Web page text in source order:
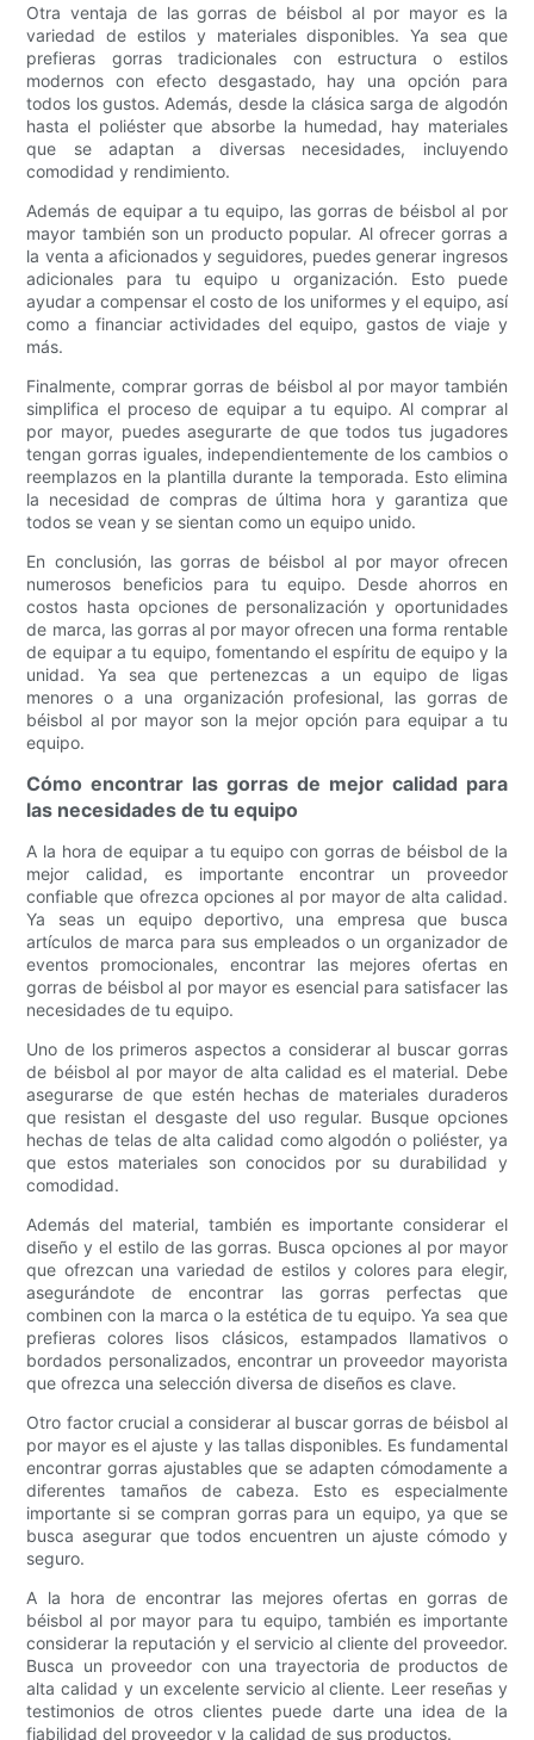
Otra ventaja de las gorras de béisbol al por mayor es la
variedad de estilos y materiales disponibles. Ya sea que
prefieras gorras tradicionales con estructura o estilos
modernos con efecto desgastado, hay una opción para
todos los gustos. Además, desde la clásica sarga de algodón
hasta el poliéster que absorbe la humedad, hay materiales
que se adaptan a diversas necesidades, incluyendo
comodidad y rendimiento.
Además de equipar a tu equipo, las gorras de béisbol al por
mayor también son un producto popular. Al ofrecer gorras a
la venta a aficionados y seguidores, puedes generar ingresos
adicionales para tu equipo u organización. Esto puede
ayudar a compensar el costo de los uniformes y el equipo, así
como a financiar actividades del equipo, gastos de viaje y
más.
Finalmente, comprar gorras de béisbol al por mayor también
simplifica el proceso de equipar a tu equipo. Al comprar al
por mayor, puedes asegurarte de que todos tus jugadores
tengan gorras iguales, independientemente de los cambios o
reemplazos en la plantilla durante la temporada. Esto elimina
la necesidad de compras de última hora y garantiza que
todos se vean y se sientan como un equipo unido.
En conclusión, las gorras de béisbol al por mayor ofrecen
numerosos beneficios para tu equipo. Desde ahorros en
costos hasta opciones de personalización y oportunidades
de marca, las gorras al por mayor ofrecen una forma rentable
de equipar a tu equipo, fomentando el espíritu de equipo y la
unidad. Ya sea que pertenezcas a un equipo de ligas
menores o a una organización profesional, las gorras de
béisbol al por mayor son la mejor opción para equipar a tu
equipo.
Cómo encontrar las gorras de mejor calidad para
las necesidades de tu equipo
A la hora de equipar a tu equipo con gorras de béisbol de la
mejor calidad, es importante encontrar un proveedor
confiable que ofrezca opciones al por mayor de alta calidad.
Ya seas un equipo deportivo, una empresa que busca
artículos de marca para sus empleados o un organizador de
eventos promocionales, encontrar las mejores ofertas en
gorras de béisbol al por mayor es esencial para satisfacer las
necesidades de tu equipo.
Uno de los primeros aspectos a considerar al buscar gorras
de béisbol al por mayor de alta calidad es el material. Debe
asegurarse de que estén hechas de materiales duraderos
que resistan el desgaste del uso regular. Busque opciones
hechas de telas de alta calidad como algodón o poliéster, ya
que estos materiales son conocidos por su durabilidad y
comodidad.
Además del material, también es importante considerar el
diseño y el estilo de las gorras. Busca opciones al por mayor
que ofrezcan una variedad de estilos y colores para elegir,
asegurándote de encontrar las gorras perfectas que
combinen con la marca o la estética de tu equipo. Ya sea que
prefieras colores lisos clásicos, estampados llamativos o
bordados personalizados, encontrar un proveedor mayorista
que ofrezca una selección diversa de diseños es clave.
Otro factor crucial a considerar al buscar gorras de béisbol al
por mayor es el ajuste y las tallas disponibles. Es fundamental
encontrar gorras ajustables que se adapten cómodamente a
diferentes tamaños de cabeza. Esto es especialmente
importante si se compran gorras para un equipo, ya que se
busca asegurar que todos encuentren un ajuste cómodo y
seguro.
A la hora de encontrar las mejores ofertas en gorras de
béisbol al por mayor para tu equipo, también es importante
considerar la reputación y el servicio al cliente del proveedor.
Busca un proveedor con una trayectoria de productos de
alta calidad y un excelente servicio al cliente. Leer reseñas y
testimonios de otros clientes puede darte una idea de la
fiabilidad del proveedor y la calidad de sus productos.